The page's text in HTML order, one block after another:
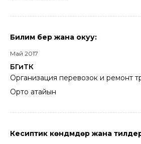
Билим берүү жана окуу:
Май 2017
БГиТК
Организация перевозок и ремонт
Орто атайын
Кесиптик көндүмдөр жана